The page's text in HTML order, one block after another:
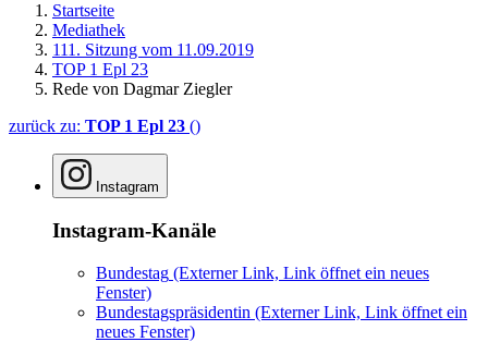
Startseite
Mediathek
111. Sitzung vom 11.09.2019
TOP 1 Epl 23
Rede von Dagmar Ziegler
zurück zu: TOP 1 Epl 23 ()
Instagram
Instagram-Kanäle
Bundestag (Externer Link, Link öffnet ein neues
Fenster)
Bundestagspräsidentin (Externer Link, Link öffnet ein
neues Fenster)